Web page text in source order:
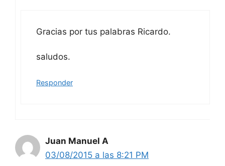
Gracias por tus palabras Ricardo.
saludos.
Responder
Juan Manuel A
03/08/2015 a las 8:21 PM